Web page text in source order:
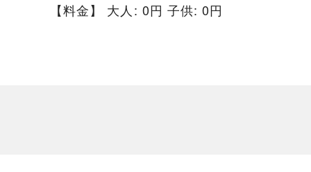
【料金】 大人: 0円 子供: 0円